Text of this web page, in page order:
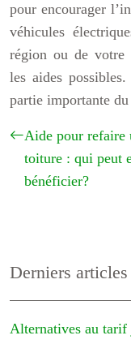
pour encourager
véhicules
région ou de votre
les aides
partie importante
Aide pour refaire
toiture : qui peut
bénéficier?
Derniers articles
Alternatives au tarif